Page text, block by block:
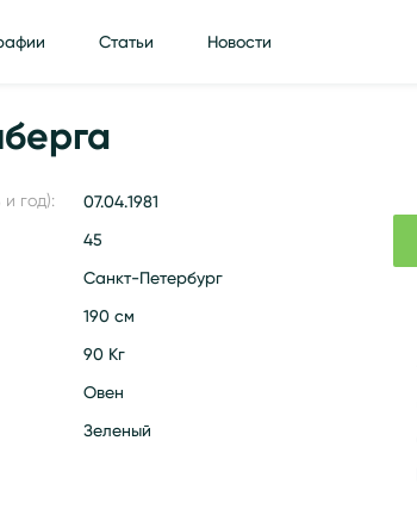
Статьи Новости
год): 07.04.1981
45
Санкт-Петербург
190 см
90 Кг
Овен
Зеленый